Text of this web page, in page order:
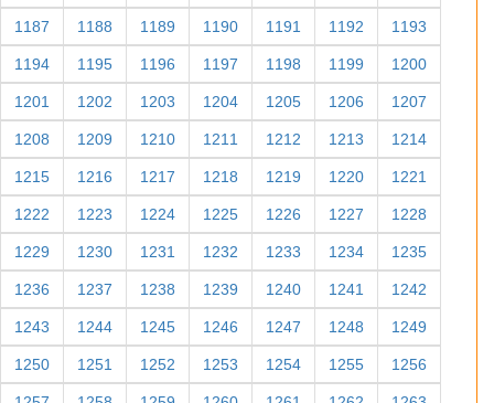
1187 1188 1189 1190 1191 1192 1193
1194 1195 1196 1197 1198 1199 1200
1201 1202 1203 1204 1205 1206 1207
1208 1209 1210 1211 1212 1213 1214
1215 1216 1217 1218 1219 1220 1221
1222 1223 1224 1225 1226 1227 1228
1229 1230 1231 1232 1233 1234 1235
1236 1237 1238 1239 1240 1241 1242
1243 1244 1245 1246 1247 1248 1249
1250 1251 1252 1253 1254 1255 1256